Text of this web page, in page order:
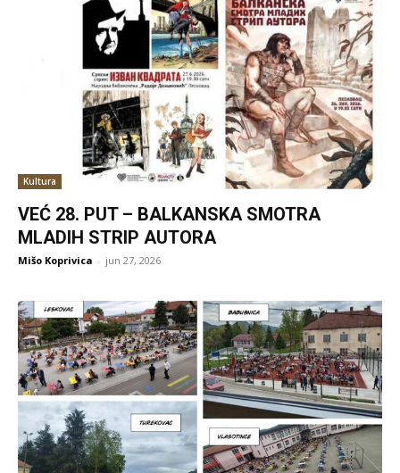
Kultura
VEĆ 28. PUT – BALKANSKA SMOTRA
MLADIH STRIP AUTORA
Mišo Koprivica - jun 27, 2026